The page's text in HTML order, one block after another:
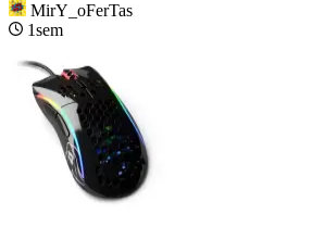
MirY_oFerTas
1sem